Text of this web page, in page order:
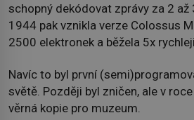
schopný dekódovat zprávy za 2 až
1944 pak vznikla verze Colossus
2500 elektronek a běžela 5x
Navíc to byl první
světě. Později byl zničen, ale v
věrná kopie pro muzeum.